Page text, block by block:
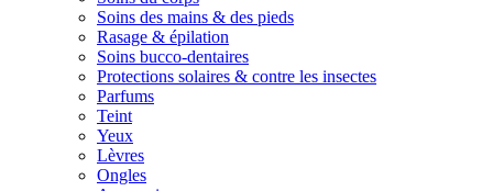
Soins des mains & des pieds
Rasage & épilation
Soins bucco-dentaires
Protections solaires & contre les insectes
Parfums
Teint
Yeux
Lèvres
Ongles